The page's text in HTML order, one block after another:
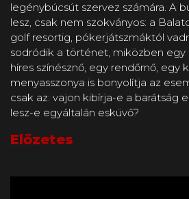
legénybúcsút szervez számára. A
lesz, csak nem szokványos: a
golf resortig, pókerjátszmáktól
sodródik a történet, miközben
híres színésznő, egy rendőrnő, egy
menyasszonya is bonyolítja az
csak az: vajon kibírja-e a barátság
lesz-e egyáltalán esküvő?
Előzetes